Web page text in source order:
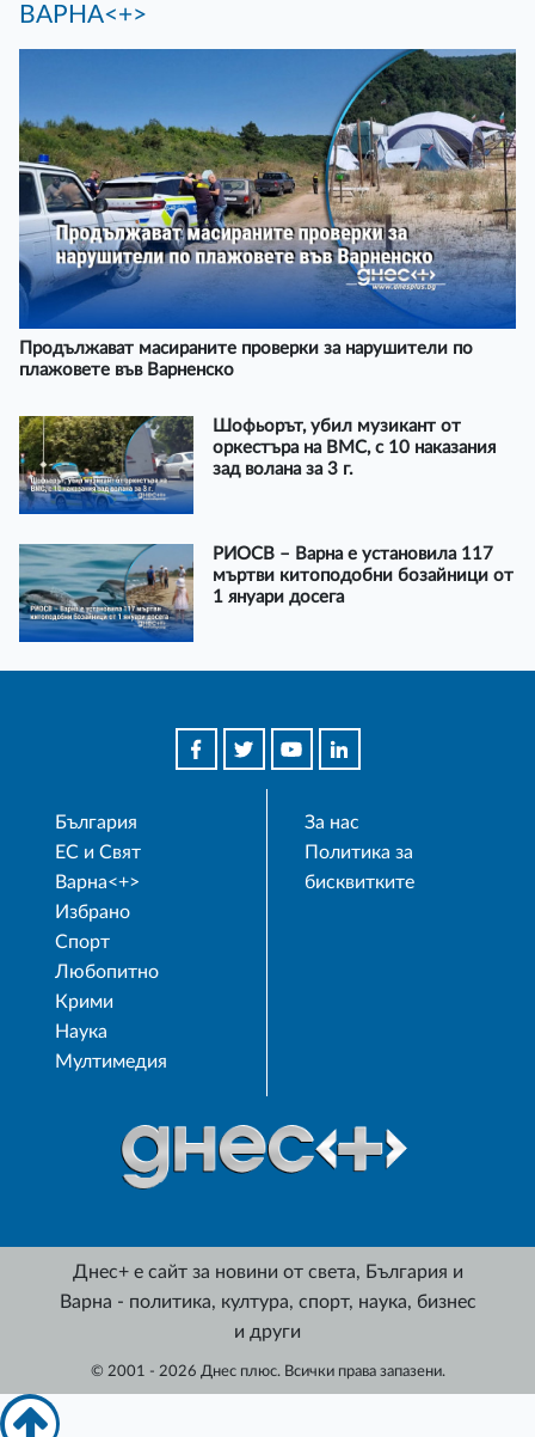
ВАРНА<+>
Продължават масираните проверки за нарушители по
плажовете във Варненско
Шофьорът, убил музикант от
оркестъра на ВМС, с 10 наказания
зад волана за 3 г.
РИОСВ – Варна е установила 117
мъртви китоподобни бозайници от
1 януари досега
България
ЕС и Свят
Варна<+>
Избрано
Спорт
Любопитно
Крими
Наука
Мултимедия
За нас
Политика за
бисквитките
Днес+ е сайт за новини от света, България и
Варна - политика, култура, спорт, наука, бизнес
и други
© 2001 - 2026 Днес плюс. Всички права запазени.